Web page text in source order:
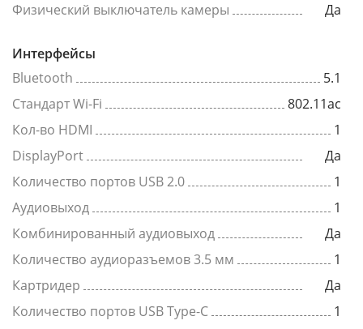
Физический выключатель камеры
Да
Интерфейсы
Bluetooth
5.1
Стандарт Wi-Fi
802.11ac
Кол-во HDMI
1
DisplayPort
Да
Количество портов USB 2.0
1
Аудиовыход
1
Комбинированный аудиовыход
Да
Количество аудиоразъемов 3.5 мм
1
Картридер
Да
Количество портов USB Type-C
1